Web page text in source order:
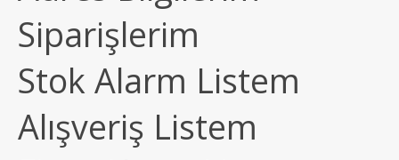
Siparişlerim
Stok Alarm Listem
Alışveriş Listem